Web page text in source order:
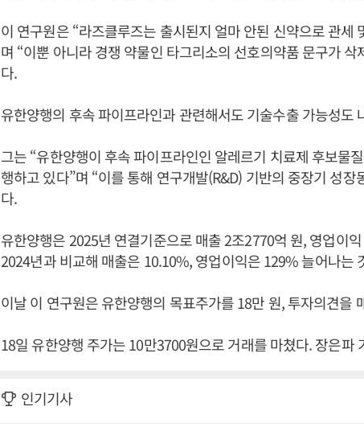
이 연구원은 “라즈클루즈는 출시된지 얼마 안된 신약으로 관세
며 “이뿐 아니라 경쟁 약물인 타그리소의 선호의약품 문구가
다.
유한양행의 후속 파이프라인과 관련해서도 기술수출 가능성도
그는 “유한양행이 후속 파이프라인인 알레르기 치료제 후보물
행하고 있다”며 “이를 통해 연구개발(R&D) 기반의 중장기 성장
다.
유한양행은 2025년 연결기준으로 매출 2조2770억 원, 영업이
2024년과 비교해 매출은 10.10%, 영업이익은 129% 늘어나는
이날 이 연구원은 유한양행의 목표주가를 18만 원, 투자의견을
18일 유한양행 주가는 10만3700원으로 거래를 마쳤다. 장은파
인기기사